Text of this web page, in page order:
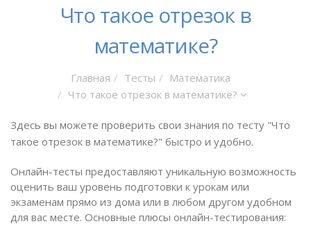
Что такое отрезок в
математике?
Главная Тесты
Математика
Что такое отрезок в математике?
Здесь вы можете проверить свои знания по тесту "Что
такое отрезок в математике?" быстро и удобно.
Онлайн-тесты предоставляют уникальную возможность
оценить ваш уровень подготовки к урокам или
экзаменам прямо из дома или в любом другом удобном
для вас месте. Основные плюсы онлайн-тестирования: